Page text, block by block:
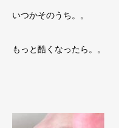
いつかそのうち。。
もっと酷くなったら。。